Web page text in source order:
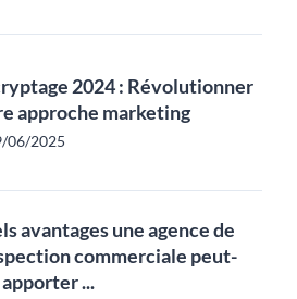
2024 : Révolutionner
approche marketing
06/2025
avantages une agence de
commerciale peut-
...